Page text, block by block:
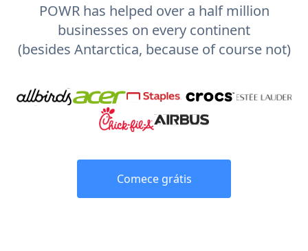
POWR has helped over a half million
businesses on every continent
(besides Antarctica, because of course not)
Comece grátis